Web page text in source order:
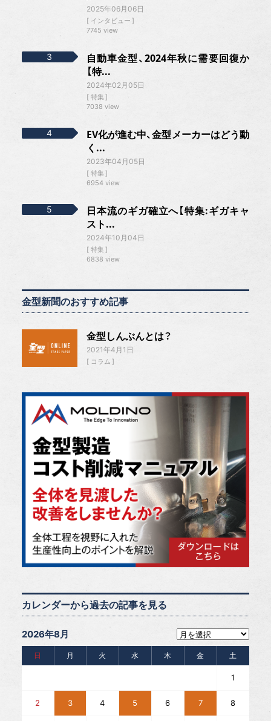
2025年06月06日
インタビュー
7745 view
自動車金型、2024年秋に需要回復か
【特...
2024年02月05日
特集
7038 view
EV化が進む中、金型メーカーはどう動
く...
2023年04月05日
特集
6954 view
日本流のギガ確立へ【特集:ギガキャ
スト...
2024年10月04日
特集
6838 view
金型新聞のおすすめ記事
金型しんぶんとは？
2021年4月1日
コラム
カレンダーから過去の記事を見る
2026年8月
日 月 火 水 木 金 土
1
2 3 4 5 6 7 8